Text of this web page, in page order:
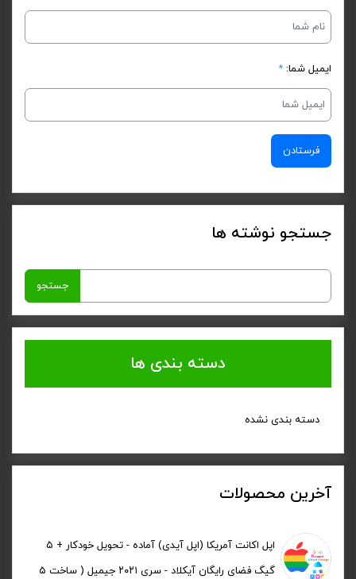
ایمیل شما: *
جستجو نوشته ها
برای:
دسته بندی ها
دسته بندی نشده
آخرین محصولات
اپل اکانت آمریکا (اپل آیدی) آماده - تحویل خودکار + ۵
گیگ فضای رایگان آیکلاد - سری ۲۰۲۱ جیمیل ( ساخت ۵